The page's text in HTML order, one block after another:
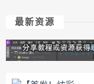
最新资源